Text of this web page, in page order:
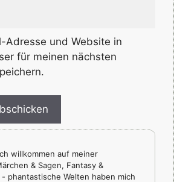
Adresse und Website in
für meinen nächsten
willkommen auf meiner
& Sagen, Fantasy &
phantastische Welten haben mich